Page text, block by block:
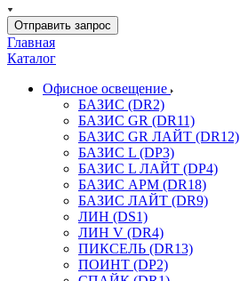
Отправить запрос
Главная
Каталог
Офисное освещение
БАЗИС (DR2)
БАЗИС GR (DR11)
БАЗИС GR ЛАЙТ (DR12)
БАЗИС L (DP3)
БАЗИС L ЛАЙТ (DP4)
БАЗИС АРМ (DR18)
БАЗИС ЛАЙТ (DR9)
ЛИН (DS1)
ЛИН V (DR4)
ПИКСЕЛЬ (DR13)
ПОИНТ (DP2)